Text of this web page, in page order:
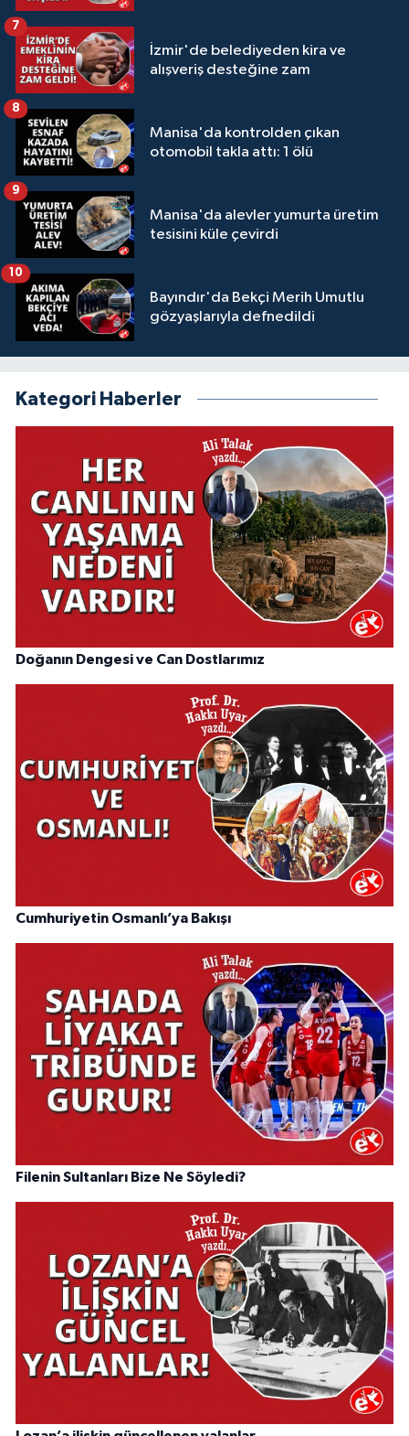
İzmir'de belediyeden kira ve
alışveriş desteğine zam
7
Manisa'da kontrolden çıkan
otomobil takla attı: 1 ölü
8
Manisa'da alevler yumurta üretim
tesisini küle çevirdi
9
Bayındır'da Bekçi Merih Umutlu
gözyaşlarıyla defnedildi
10
Kategori Haberler
Doğanın Dengesi ve Can Dostlarımız
Cumhuriyetin Osmanlı’ya Bakışı
Filenin Sultanları Bize Ne Söyledi?